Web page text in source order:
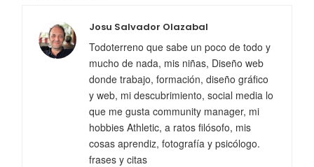
Josu Salvador Olazabal
Todoterreno que sabe un poco de todo y
mucho de nada, mis niñas, Diseño web
donde trabajo, formación, diseño gráfico
y web, mi descubrimiento, social media lo
que me gusta community manager, mi
hobbies Athletic, a ratos filósofo, mis
cosas aprendiz, fotografía y psicólogo.
frases y citas